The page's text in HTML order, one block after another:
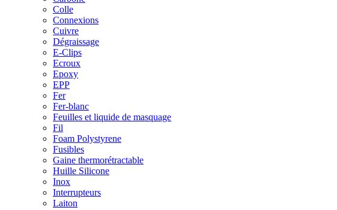
Colle
Connexions
Cuivre
Dégraissage
E-Clips
Ecroux
Epoxy
EPP
Fer
Fer-blanc
Feuilles et liquide de masquage
Fil
Foam Polystyrene
Fusibles
Gaine thermorétractable
Huille Silicone
Inox
Interrupteurs
Laiton